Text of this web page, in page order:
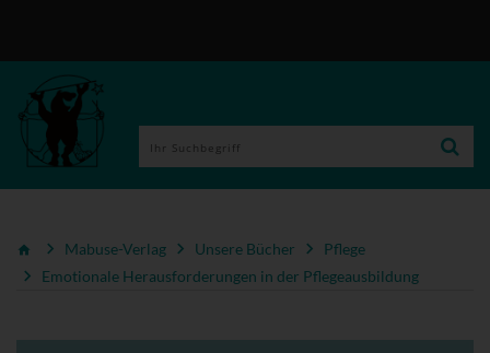
Mabuse-Verlag Unsere Bücher
Pflege
Emotionale Herausforderungen in der Pflegeausbildung